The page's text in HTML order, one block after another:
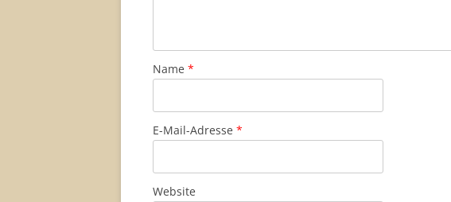
Name *
E-Mail-Adresse *
Website